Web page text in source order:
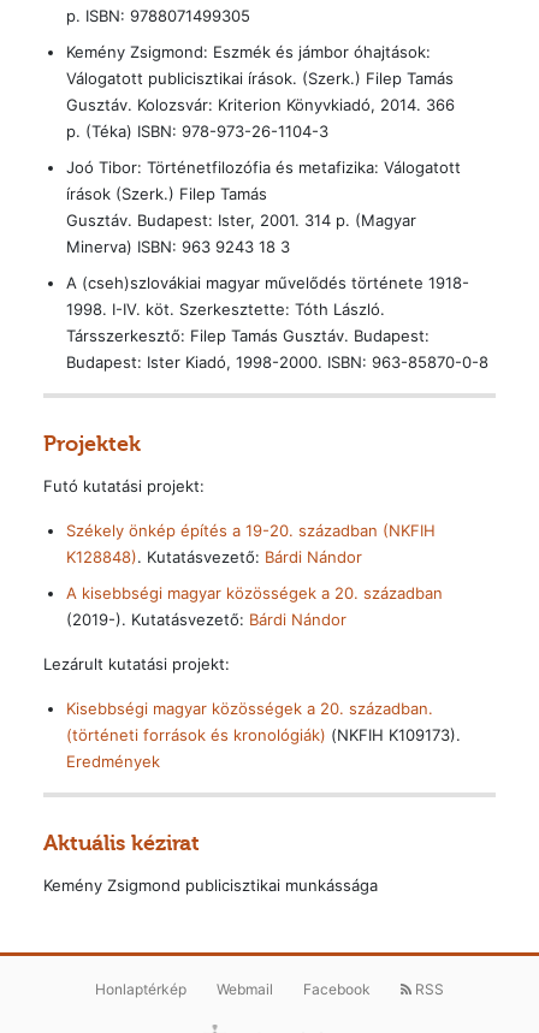
p. ISBN: 9788071499305
Kemény Zsigmond: Eszmék és jámbor óhajtások:
Válogatott publicisztikai írások. (Szerk.) Filep Tamás
Gusztáv. Kolozsvár: Kriterion Könyvkiadó, 2014. 366
p. (Téka) ISBN: 978-973-26-1104-3
Joó Tibor: Történetfilozófia és metafizika: Válogatott
írások (Szerk.) Filep Tamás
Gusztáv. Budapest: Ister, 2001. 314 p. (Magyar
Minerva) ISBN: 963 9243 18 3
A (cseh)szlovákiai magyar művelődés története 1918-
1998. I-IV. köt. Szerkesztette: Tóth László.
Társszerkesztő: Filep Tamás Gusztáv. Budapest:
Budapest: Ister Kiadó, 1998-2000. ISBN: 963-85870-0-8
Projektek
Futó kutatási projekt:
Székely önkép építés a 19-20. században (NKFIH
K128848). Kutatásvezető: Bárdi Nándor
A kisebbségi magyar közösségek a 20. században
(2019-). Kutatásvezető: Bárdi Nándor
Lezárult kutatási projekt:
Kisebbségi magyar közösségek a 20. században.
(történeti források és kronológiák) (NKFIH K109173).
Eredmények
Aktuális kézirat
Kemény Zsigmond publicisztikai munkássága
Honlaptérkép Webmail Facebook RSS